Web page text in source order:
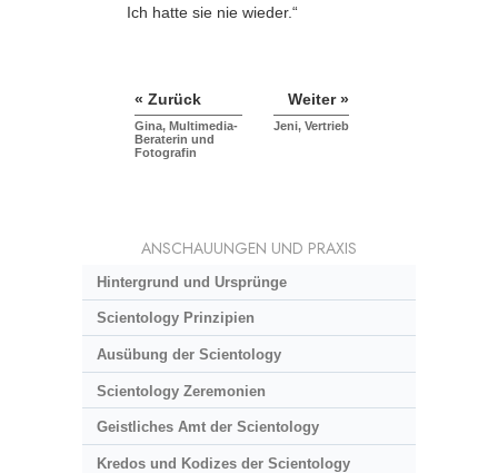
Ich hatte sie nie wieder.“
« Zurück
Gina, Multimedia-
Beraterin und
Fotografin
Weiter »
Jeni, Vertrieb
ANSCHAUUNGEN UND PRAXIS
Hintergrund und Ursprünge
Scientology Prinzipien
Ausübung der Scientology
Scientology Zeremonien
Geistliches Amt der Scientology
Kredos und Kodizes der Scientology